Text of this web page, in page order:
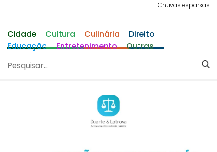
Chuvas esparsas
Cidade Cultura Culinária
Direito
Educação
Entretenimento Outras